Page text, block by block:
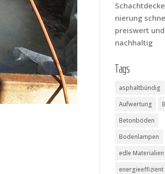
nie­rung
preis­wert und
nachhaltig
Tags
asphaltbündig
Aufwertung
Betonböden
Bodenlampen
edle Materialien
energieeffizient